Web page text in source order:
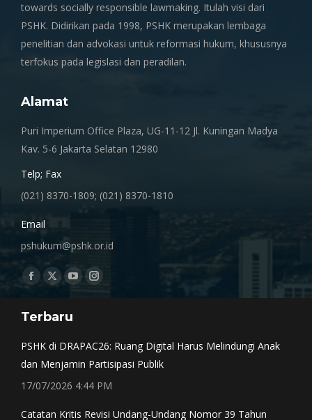
towards socially responsible lawmaking. Itulah visi dari
PSHK. Didirikan pada 1998, PSHK merupakan lembaga
penelitian dan advokasi untuk reformasi hukum, khususnya
terfokus pada legislasi dan peradilan.
Alamat
Puri Imperium Office Plaza, UG-11-12 Jl. Kuningan Madya
Kav. 5-6 Jakarta Selatan 12980
Telp; Fax
(021) 8370-1809; (021) 8370-1810
Email
pshukum@pshk.or.id
Find us on:
Facebook
opens
window
X
opens
window
YouTube
opens
Instagram
window
Terbaru
PSHK di DRAPAC26: Ruang Digital Harus Melindungi Anak
dan Menjamin Partisipasi Publik
17/07/2026 4:44 PM
Catatan Kritis Revisi Undang-Undang Nomor 39 Tahun